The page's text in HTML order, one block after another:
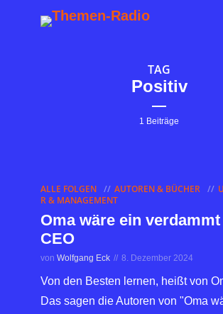
TAG
Positiv
1 Beiträge
ALLE FOLGEN AUTOREN & BÜCHER
R & MANAGEMENT
Oma wäre ein
CEO
von Wolfgang Eck 8. Dezember 2024
Von den Besten lernen, heißt von
Das sagen die Autoren von "Oma